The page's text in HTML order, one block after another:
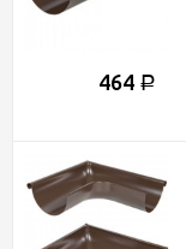
464 Р